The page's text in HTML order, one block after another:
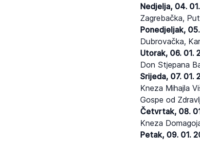
Nedjelja, 04.
Zagrebačka,
Ponedjeljak,
Dubrovačka,
Utorak, 06. 01.
Don Stjepana
Srijeda, 07. 01.
Kneza Mihajla
Gospe od
Četvrtak, 08.
Kneza
Petak, 09. 01.